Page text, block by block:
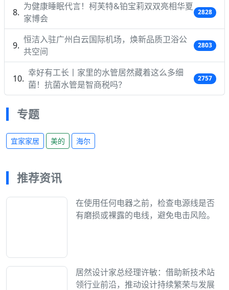
为健康睡眠代言！柯芙特&铂宝莉双双亮相华夏
家博会
2828
恒洁入驻广州白云国际机场，焕新品质卫浴公
共空间
2803
幸好有工长丨家里的水管居然藏着这么多细
菌！抗菌水管是智商税吗？
2757
专题
宜家家居 美的 海尔
推荐资讯
在使用任何电器之前，检查电源线是否
有磨损或裸露的电线，避免电击风险。
居然设计家总经理许敏：借助新技术站
领行业前沿，推动设计持续繁荣与发展